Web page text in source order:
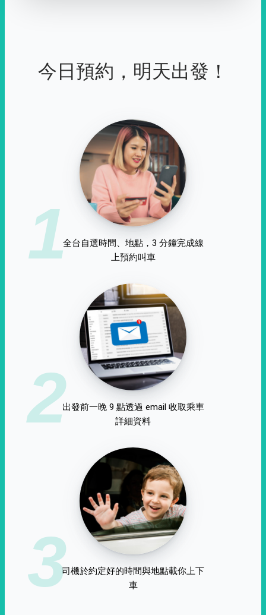
今日預約，明天出發！
1全台自選時間、地點，3 分鐘完成線
上預約叫車
2出發前一晚 9 點透過 email 收取乘車
詳細資料
3司機於約定好的時間與地點載你上下
車